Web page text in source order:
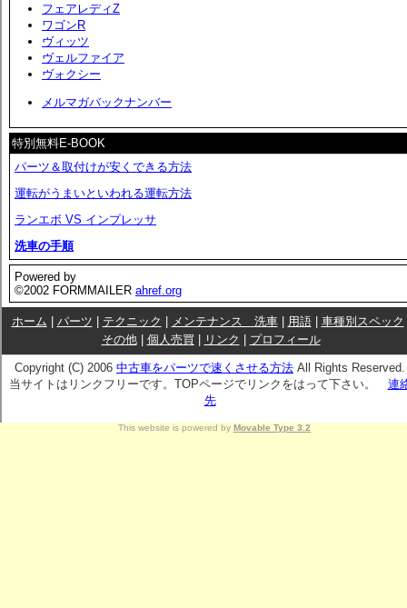
フェアレディZ
ワゴンR
ヴィッツ
ヴェルファイア
ヴォクシー
メルマガバックナンバー
特別無料E-BOOK
パーツ＆取付けが安くできる方法
運転がうまいといわれる運転方法
ランエボ VS インプレッサ
洗車の手順
Powered by
©2002 FORMMAILER ahref.org
ホーム パーツ テクニック メンテナンス 洗車| 用語| 車種別スペック
その他| 個人売買 リンク プロフィール
Copyright (C) 2006 中古車をパーツで速くさせる方法 All Rights Reserved.
当サイトはリンクフリーです。TOPページでリンクをはって下さい。 連
先
This website is powered by Movable Type 3.2